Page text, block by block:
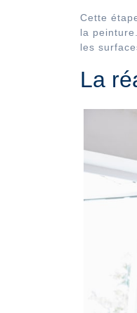
Cette
la
les
La